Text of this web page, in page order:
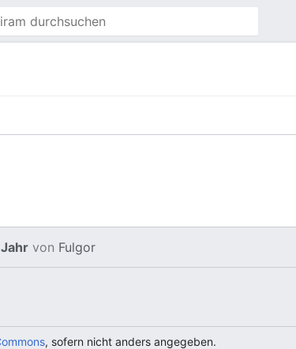
von Fulgor
, sofern nicht anders angegeben.